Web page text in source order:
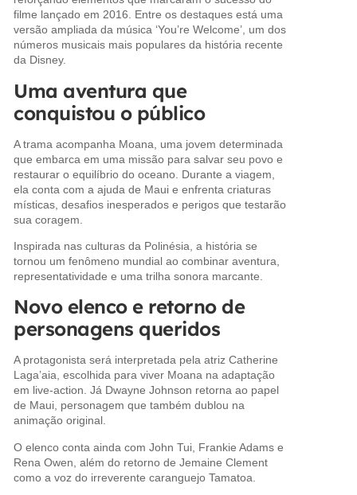
filme lançado em 2016. Entre os destaques está uma
versão ampliada da música ‘You’re Welcome’, um dos
números musicais mais populares da história recente
da Disney.
Uma aventura que
conquistou o público
A trama acompanha Moana, uma jovem determinada
que embarca em uma missão para salvar seu povo e
restaurar o equilíbrio do oceano. Durante a viagem,
ela conta com a ajuda de Maui e enfrenta criaturas
místicas, desafios inesperados e perigos que testarão
sua coragem.
Inspirada nas culturas da Polinésia, a história se
tornou um fenômeno mundial ao combinar aventura,
representatividade e uma trilha sonora marcante.
Novo elenco e retorno de
personagens queridos
A protagonista será interpretada pela atriz Catherine
Laga’aia, escolhida para viver Moana na adaptação
em live-action. Já Dwayne Johnson retorna ao papel
de Maui, personagem que também dublou na
animação original.
O elenco conta ainda com John Tui, Frankie Adams e
Rena Owen, além do retorno de Jemaine Clement
como a voz do irreverente caranguejo Tamatoa.